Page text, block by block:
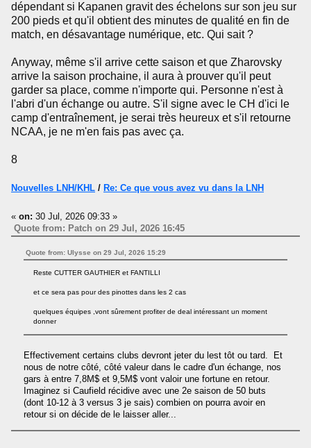
dépendant si Kapanen gravit des échelons sur son jeu sur
200 pieds et qu'il obtient des minutes de qualité en fin de
match, en désavantage numérique, etc. Qui sait ?
Anyway, même s'il arrive cette saison et que Zharovsky
arrive la saison prochaine, il aura à prouver qu'il peut
garder sa place, comme n'importe qui. Personne n'est à
l'abri d'un échange ou autre. S'il signe avec le CH d'ici le
camp d'entraînement, je serai très heureux et s'il retourne
NCAA, je ne m'en fais pas avec ça.
8
Nouvelles LNH/KHL / Re: Ce que vous avez vu dans la LNH
« on: 30 Jul, 2026 09:33 »
Quote from: Patch on 29 Jul, 2026 16:45
Quote from: Ulysse on 29 Jul, 2026 15:29
Reste CUTTER GAUTHIER et FANTILLI
et ce sera pas pour des pinottes dans les 2 cas
quelques équipes ,vont sûrement profiter de deal intéressant un moment
donner
Effectivement certains clubs devront jeter du lest tôt ou tard. Et
nous de notre côté, côté valeur dans le cadre d'un échange, nos
gars à entre 7,8M$ et 9,5M$ vont valoir une fortune en retour.
Imaginez si Caufield récidive avec une 2e saison de 50 buts
(dont 10-12 à 3 versus 3 je sais) combien on pourra avoir en
retour si on décide de le laisser aller...